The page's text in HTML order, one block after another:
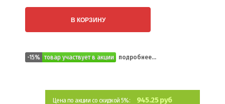
В КОРЗИНУ
-15% товар участвует в акции подробнее...
Цена по акции со скидкой 5%: 945.25 руб